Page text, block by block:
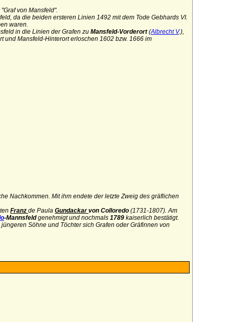
von Mansfeld".
da die beiden ersteren Linien 1492 mit dem Tode Gebhards VI.
waren.
in die Linien der Grafen zu Mansfeld-Vorderort(Albrecht V.),
und Mansfeld-Hinterort erloschen 1602 bzw. 1666 im
Nachkommen. Mit ihm endete der letzte Zweig des gräflichen
Franz de Paula Gundackarvon Colloredo (1731-1807). Am
-Mannsfeldgenehmigt und nochmals 1789 kaiserlich bestätigt.
Söhne und Töchter sich Grafen oder Gräfinnen von